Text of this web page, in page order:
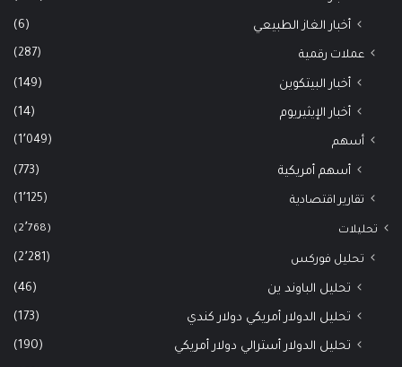
أخبار الغاز الطبيعي (6)
عملات رقمية (287)
أخبار البيتكوين (149)
أخبار الإيثيريوم (14)
أسهم (1٬049)
أسهم أمريكية (773)
تقارير اقتصادية (1٬125)
تحليلات (2٬768)
تحليل فوركس (2٬281)
تحليل الباوند ين (46)
تحليل الدولار أمريكي دولار كندي (173)
تحليل الدولار أسترالي دولار أمريكي (190)